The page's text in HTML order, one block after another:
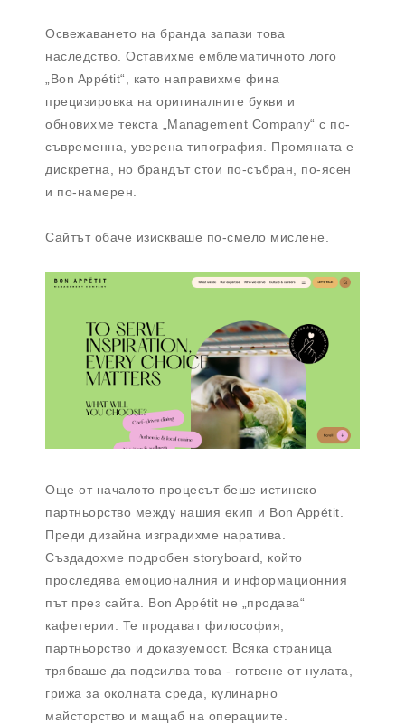
Освежаването на бранда запази това
наследство. Оставихме емблематичното лого
„Bon Appétit“, като направихме фина
прецизировка на оригиналните букви и
обновихме текста „Management Company“ с по-
съвременна, уверена типография. Промяната е
дискретна, но брандът стои по-събран, по-ясен
и по-намерен.
Сайтът обаче изискваше по-смело мислене.
Още от началото процесът беше истинско
партньорство между нашия екип и Bon Appétit.
Преди дизайна изградихме наратива.
Създадохме подробен storyboard, който
проследява емоционалния и информационния
път през сайта. Bon Appétit не „продава“
кафетерии. Те продават философия,
партньорство и доказуемост. Всяка страница
трябваше да подсилва това - готвене от нулата,
грижа за околната среда, кулинарно
майсторство и мащаб на операциите.